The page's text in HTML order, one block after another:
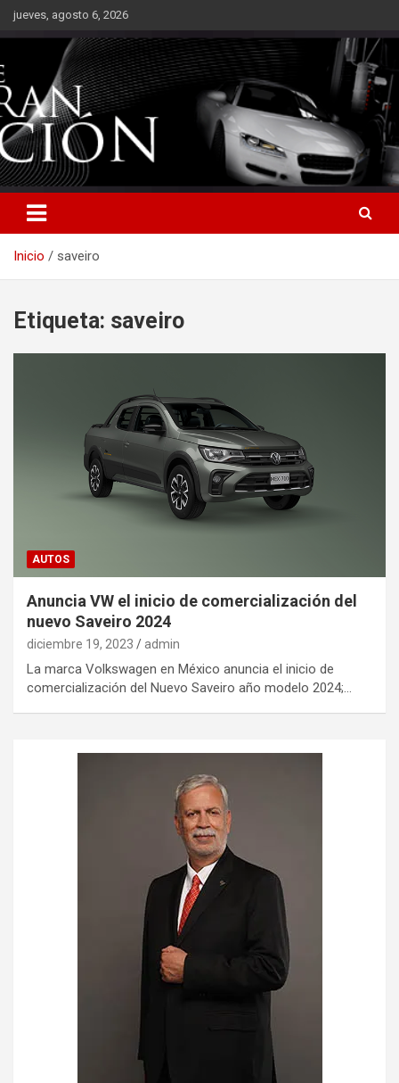
Saltarjueves, agosto 6, 2026
Inicio saveiro
Etiqueta: saveiro
AUTOS
Anuncia VW el inicio de comercialización del
nuevo Saveiro 2024
diciembre 19, 2023 admin
La marca Volkswagen en México anuncia el inicio de
comercialización del Nuevo Saveiro año modelo 2024;…